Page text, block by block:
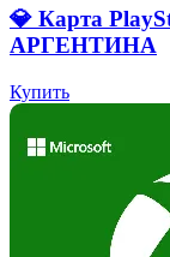
💎 Карта
АРГЕНТИНА
Купить